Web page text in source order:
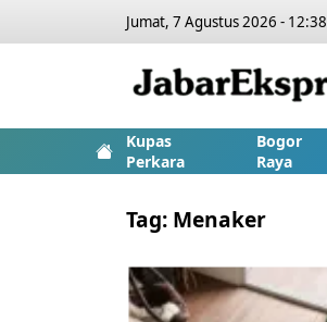
Jumat, 7 Agustus 2026 - 12:38
Kupas
Perkara
Bogor
Raya
Tag: Menaker